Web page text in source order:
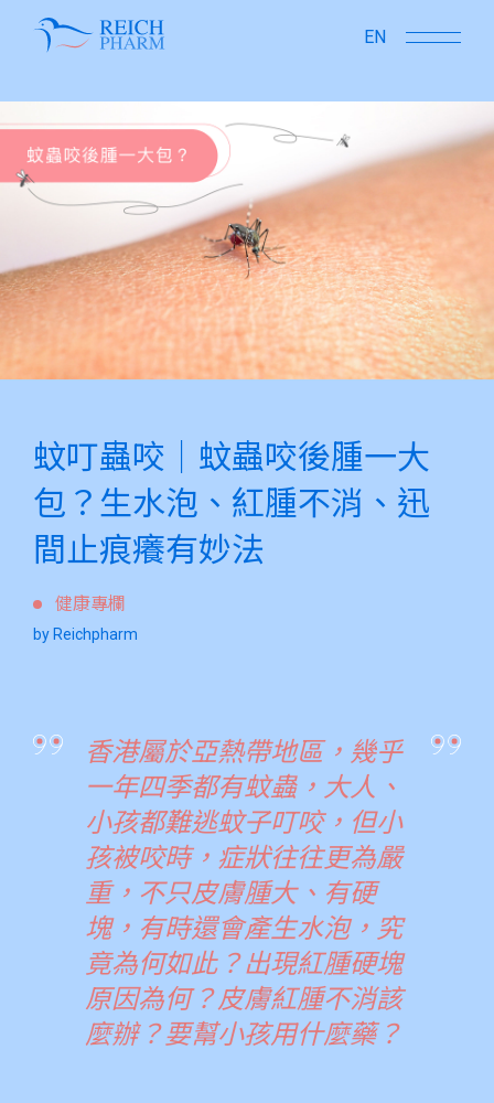
EN
蚊叮蟲咬｜蚊蟲咬後腫一大
包？生水泡、紅腫不消、迅
間止痕癢有妙法
健康專欄
by Reichpharm
香港屬於亞熱帶地區，幾乎
一年四季都有蚊蟲，大人、
小孩都難逃蚊子叮咬，但小
孩被咬時，症狀往往更為嚴
重，不只皮膚腫大、有硬
塊，有時還會產生水泡，究
竟為何如此？出現紅腫硬塊
原因為何？皮膚紅腫不消該
麼辦？要幫小孩用什麼藥？
close